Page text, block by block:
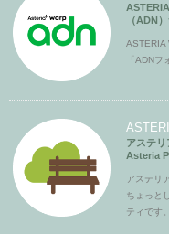
（ADN
ASTERIA
「ADNフ
アステリ
Asteria
アステリ
ちょっと
ティです。